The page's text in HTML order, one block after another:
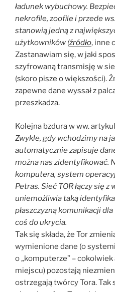
ładunek wybuchowy.
nekrofile, zoofile i przede
stanowią jedną z
użytkowników (źródło, inne
Zastanawiam się, w jaki
szyfrowaną transmisję w
(skoro pisze o większości).
zapewne dane wyssał z
przeszkadza.
Kolejna bzdura w ww.
Zwykle, gdy wchodzimy na
automatycznie zapisuje
można nas zidentyfikować.
komputera, system
Petras. Sieć TOR łączy się
uniemożliwia taką
płaszczyzną komunikacji
coś do ukrycia.
Tak się składa, że Tor
wymienione dane (o
o „komputerze” –
miejscu) pozostają
ostrzegają twórcy Tora. Tak